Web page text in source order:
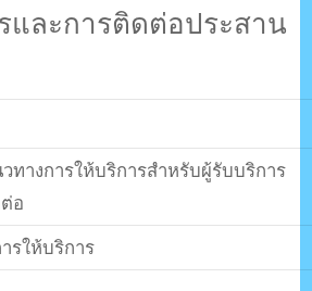
และการติดต่อประสาน
ทางการให้บริการสําหรับผู้รับบริการ
อ
รให้บริการ